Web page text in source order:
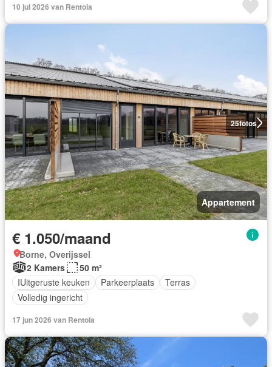
10 jul 2026 van Rentola
25fotos
Appartement
€ 1.050/maand
Borne, Overijssel
2 Kamers
50 m²
IUitgeruste keuken
Parkeerplaats
Terras
Volledig ingericht
17 jun 2026 van Rentola